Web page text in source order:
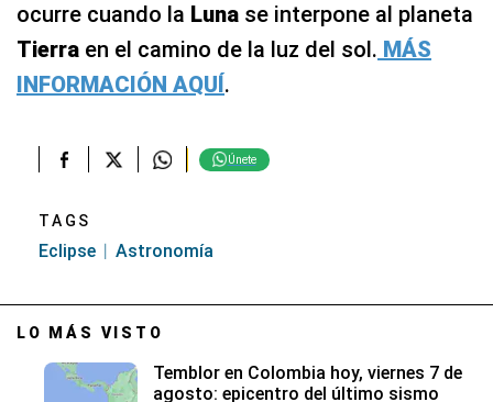
ocurre cuando la Luna se interpone al planeta
Tierra en el camino de la luz del sol. MÁS
INFORMACIÓN AQUÍ.
Únete
TAGS
Eclipse Astronomía
LO MÁS VISTO
Temblor en Colombia hoy, viernes 7 de
agosto: epicentro del último sismo